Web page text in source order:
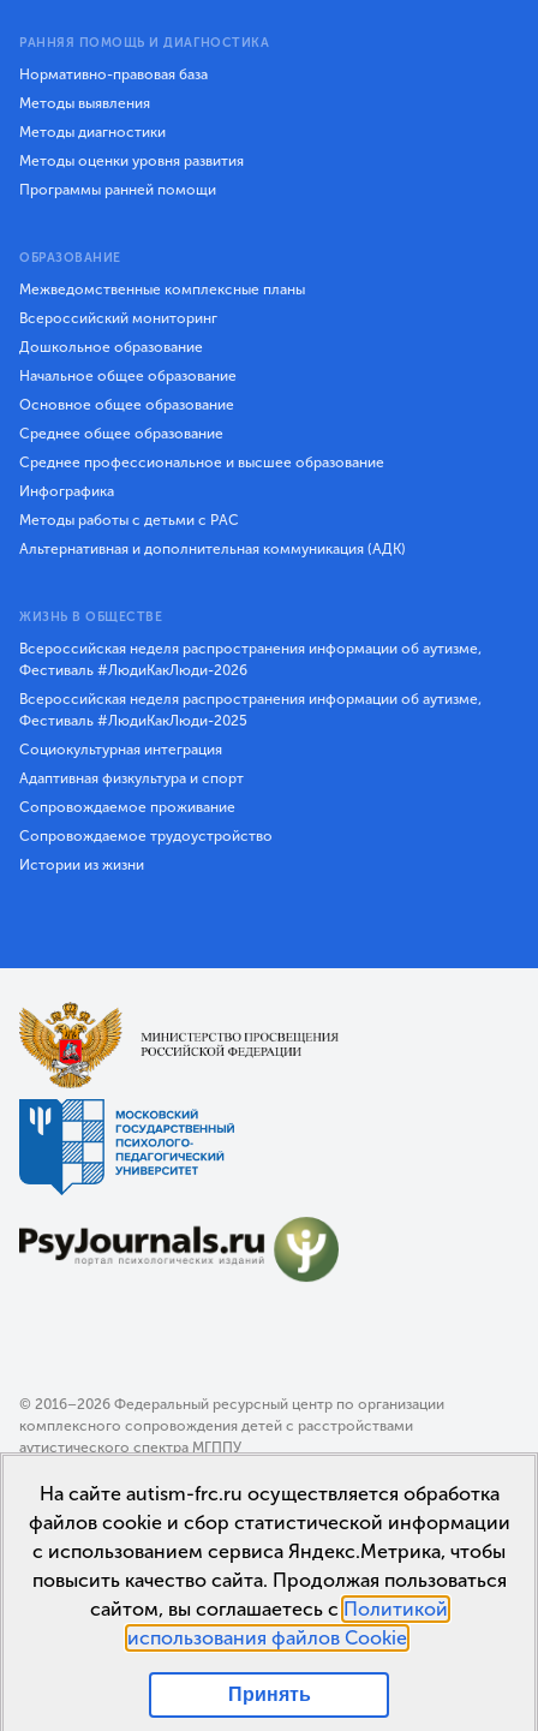
РАННЯЯ ПОМОЩЬ И ДИАГНОСТИКА
Нормативно-правовая база
Методы выявления
Методы диагностики
Методы оценки уровня развития
Программы ранней помощи
ОБРАЗОВАНИЕ
Межведомственные комплексные планы
Всероссийский мониторинг
Дошкольное образование
Начальное общее образование
Основное общее образование
Среднее общее образование
Среднее профессиональное и высшее образование
Инфографика
Методы работы с детьми с РАС
Альтернативная и дополнительная коммуникация (АДК)
ЖИЗНЬ В ОБЩЕСТВЕ
Всероссийская неделя распространения информации об аутизме,
Фестиваль #ЛюдиКакЛюди-2026
Всероссийская неделя распространения информации об аутизме,
Фестиваль #ЛюдиКакЛюди-2025
Социокультурная интеграция
Адаптивная физкультура и спорт
Сопровождаемое проживание
Сопровождаемое трудоустройство
Истории из жизни
© 2016–2026 Федеральный ресурсный центр по организации
комплексного сопровождения детей с расстройствами
аутистического спектра МГППУ
Политика конфиденциальности
Пользовательское соглашение
На сайте autism-frc.ru осуществляется обработка
файлов cookie и сбор статистической информации
с использованием сервиса Яндекс.Метрика, чтобы
повысить качество сайта. Продолжая пользоваться
сайтом, вы соглашаетесь с Политикой
использования файлов Cookie.
Принять